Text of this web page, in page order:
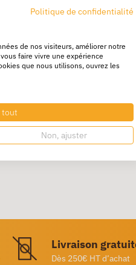
3 plis écologique,
et biodégradable.
avec le calage
Livraison
Dès 250€ HT d’achat
Politique de confidentialité
de nos visiteurs, améliorer notre
faire vivre une expérience
que nous utilisons, ouvrez les
tout
Non, ajuster